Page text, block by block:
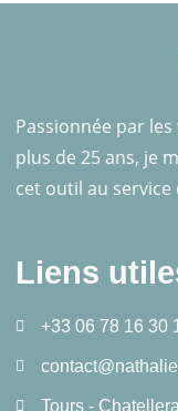
Passionnée par
plus de 25 ans, je
cet outil au
Liens
+33 06 78 16 30
Tours -